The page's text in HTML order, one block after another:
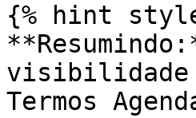
{% hint
visibilidade
Termos